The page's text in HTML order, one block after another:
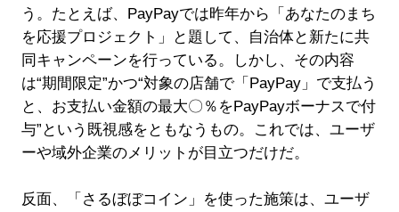
う。たとえば、PayPayでは昨年から「あなたのまち
を応援プロジェクト」と題して、自治体と新たに共
同キャンペーンを行っている。しかし、その内容
は“期間限定”かつ“対象の店舗で「PayPay」で支払う
と、お支払い金額の最大〇％をPayPayボーナスで付
与”という既視感をともなうもの。これでは、ユーザ
ーや域外企業のメリットが目立つだけだ。
反面、「さるぼぼコイン」を使った施策は、ユーザ